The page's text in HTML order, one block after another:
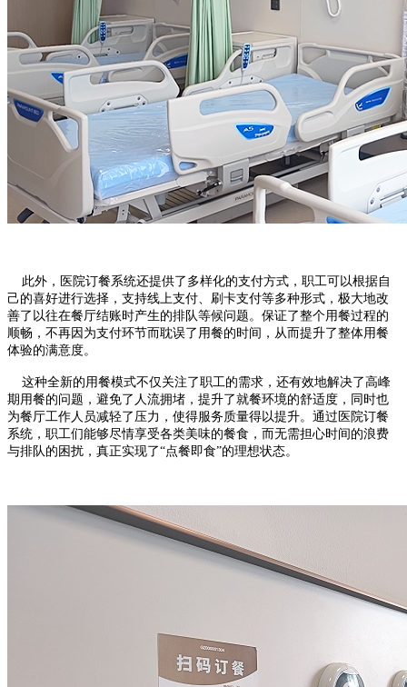
此外，医院订餐系统还提供了多样化的支付方式，职工可以根据自
己的喜好进行选择，支持线上支付、刷卡支付等多种形式，极大地改
善了以往在餐厅结账时产生的排队等候问题。保证了整个用餐过程的
顺畅，不再因为支付环节而耽误了用餐的时间，从而提升了整体用餐
体验的满意度。
这种全新的用餐模式不仅关注了职工的需求，还有效地解决了高峰
期用餐的问题，避免了人流拥堵，提升了就餐环境的舒适度，同时也
为餐厅工作人员减轻了压力，使得服务质量得以提升。通过医院订餐
系统，职工们能够尽情享受各类美味的餐食，而无需担心时间的浪费
与排队的困扰，真正实现了“点餐即食”的理想状态。